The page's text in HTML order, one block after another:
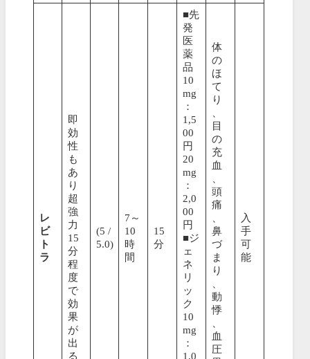
レ
ビ
ト
ラ
即
効
性
も
あ
り
超
強
力
15
分
程
度
で
効
果
が
出
る
(5 /
5.0)
7～
10
時
間
15
分
■先
発
医
薬
品
10
mg
：
1,5
00
円
20
mg
：
2,0
00
円
■ジ
ェ
ネ
リ
ッ
ク
10
mg
：
1,0
体
の
ほ
て
り
目
の
充
血
頭
痛
鼻
づ
ま
り
動
悸
血
圧
入
手
可
能